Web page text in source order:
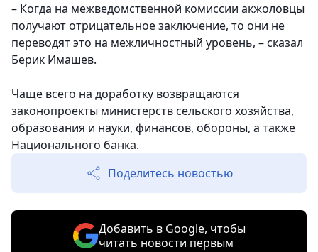
– Когда на межведомственной комиссии акжоловцы
получают отрицательное заключение, то они не
переводят это на межличностный уровень, – сказал
Берик Имашев.
Чаще всего на доработку возвращаются
законопроекты министерств сельского хозяйства,
образования и науки, финансов, обороны, а также
Национального банка.
Поделитесь новостью
Добавить в Google, чтобы
читать новости первым